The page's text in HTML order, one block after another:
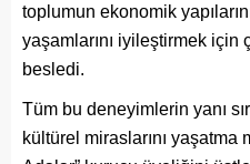
toplumun ekonomik
yaşamlarını iyileştirmek için
besledi.
Tüm bu deneyimlerin yanı
kültürel miraslarını yaşatma